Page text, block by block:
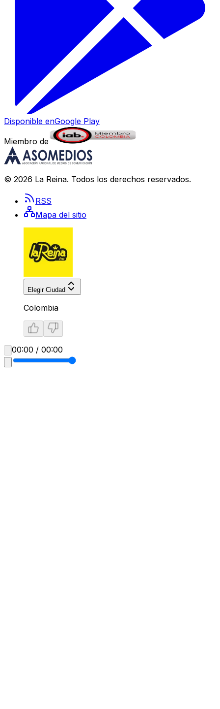
Disponible enGoogle Play
Miembro de
© 2026 La Reina. Todos los derechos reservados.
RSS
Mapa del sitio
Elegir Ciudad
Colombia
00:00 / 00:00